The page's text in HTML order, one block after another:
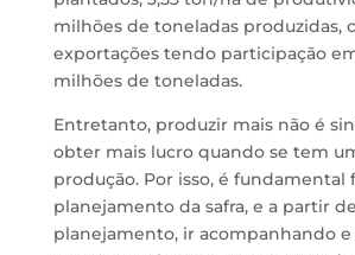
milhões de toneladas produzidas,
exportações tendo participação
milhões de toneladas.
Entretanto, produzir mais não é
obter mais lucro quando se tem
produção. Por isso, é fundamental
planejamento da safra, e a partir
planejamento, ir acompanhando e